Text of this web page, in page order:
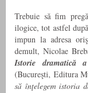
Trebuie să fim
ilogice, tot astfel
impun la adresa
demult, Nicolae
Istorie dramatică
(Bucureşti, Editura
să înţelegem istoria